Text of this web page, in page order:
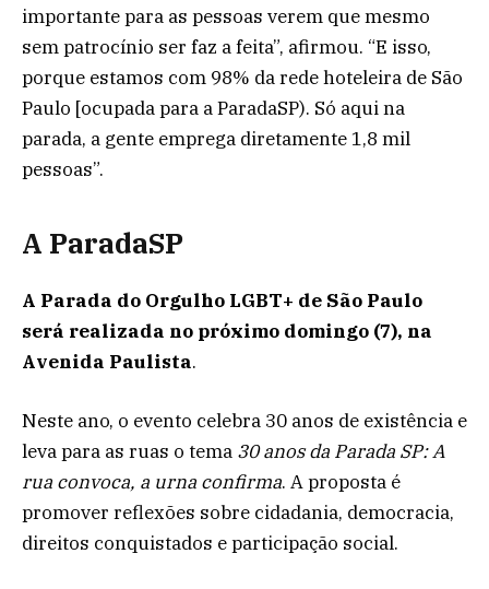
importante para as pessoas verem que mesmo
sem patrocínio ser faz a feita”, afirmou. “E isso,
porque estamos com 98% da rede hoteleira de São
Paulo [ocupada para a ParadaSP). Só aqui na
parada, a gente emprega diretamente 1,8 mil
pessoas”.
A ParadaSP
A Parada do Orgulho LGBT+ de São Paulo
será realizada no próximo domingo (7), na
Avenida Paulista.
Neste ano, o evento celebra 30 anos de existência e
leva para as ruas o tema 30 anos da Parada SP: A
rua convoca, a urna confirma. A proposta é
promover reflexões sobre cidadania, democracia,
direitos conquistados e participação social.